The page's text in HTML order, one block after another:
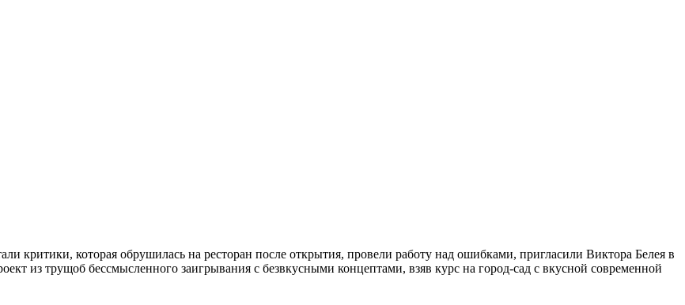
критики, которая обрушилась на ресторан после открытия, провели работу над ошибками, пригласили Виктора Белея в
из трущоб бессмысленного заигрывания с безвкусными концептами, взяв курс на город-сад с вкусной современной